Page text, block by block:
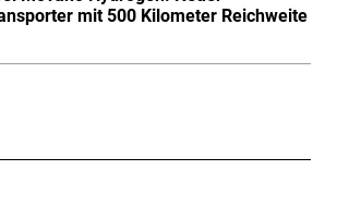
mit 500 Kilometer Reichweite